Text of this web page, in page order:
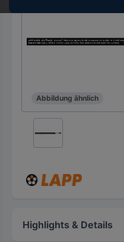
ein
Abbildung ähnlich
Highlights & Details